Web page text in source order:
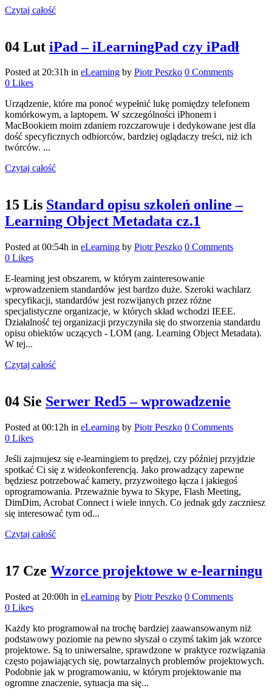
Czytaj całość
04 Lut iPad – iLearningPad czy iPadł
Posted at 20:31h in eLearning by Piotr Peszko 0 Comments
0 Likes
Urządzenie, które ma ponoć wypełnić lukę pomiędzy telefonem
komórkowym, a laptopem. W szczególności iPhonem i
MacBookiem moim zdaniem rozczarowuje i dedykowane jest dla
dość specyficznych odbiorców, bardziej oglądaczy treści, niż ich
twórców. ...
Czytaj całość
15 Lis Standard opisu szkoleń online –
Learning Object Metadata cz.1
Posted at 00:54h in eLearning by Piotr Peszko 0 Comments
0 Likes
E-learning jest obszarem, w którym zainteresowanie
wprowadzeniem standardów jest bardzo duże. Szeroki wachlarz
specyfikacji, standardów jest rozwijanych przez różne
specjalistyczne organizacje, w których skład wchodzi IEEE.
Działalność tej organizacji przyczyniła się do stworzenia standardu
opisu obiektów uczących - LOM (ang. Learning Object Metadata).
W tej...
Czytaj całość
04 Sie Serwer Red5 – wprowadzenie
Posted at 00:12h in eLearning by Piotr Peszko 0 Comments
0 Likes
Jeśli zajmujesz się e-learningiem to prędzej, czy później przyjdzie
spotkać Ci się z wideokonferencją. Jako prowadzący zapewne
będziesz potrzebować kamery, przyzwoitego łącza i jakiegoś
oprogramowania. Przeważnie bywa to Skype, Flash Meeting,
DimDim, Acrobat Connect i wiele innych. Co jednak gdy zaczniesz
się interesować tym od...
Czytaj całość
17 Cze Wzorce projektowe w e-learningu
Posted at 20:00h in eLearning by Piotr Peszko 0 Comments
0 Likes
Każdy kto programował na trochę bardziej zaawansowanym niż
podstawowy poziomie na pewno słyszał o czymś takim jak wzorce
projektowe. Są to uniwersalne, sprawdzone w praktyce rozwiązania
często pojawiających się, powtarzalnych problemów projektowych.
Podobnie jak w programowaniu, w którym projektowanie ma
ogromne znaczenie, sytuacja ma się...